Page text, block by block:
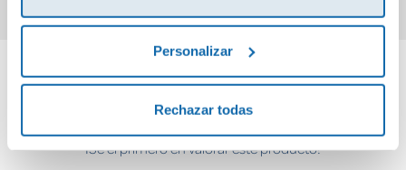
Personalizar
Rechazar todas
Cuéntanos tu opinión
¡Sé el primero en valorar este producto!